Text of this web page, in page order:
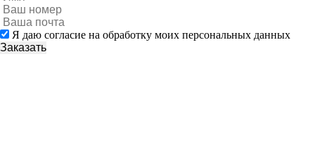
Я даю согласие на обработку моих персональных данных